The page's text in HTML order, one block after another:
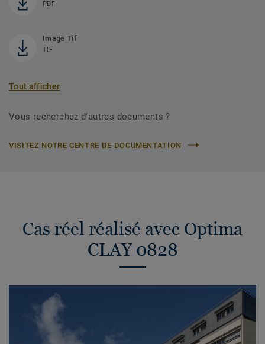
PDF
Image Tif
TIF
Tout afficher
Vous recherchez d'autres documents ?
VISITEZ NOTRE CENTRE DE DOCUMENTATION
Cas réel réalisé avec Optima
CLAY 0828